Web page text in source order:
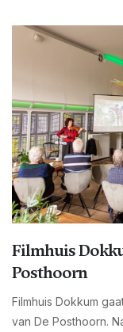
Filmhuis
Posthoorn
Filmhuis Dokkum
van De Posthoorn.